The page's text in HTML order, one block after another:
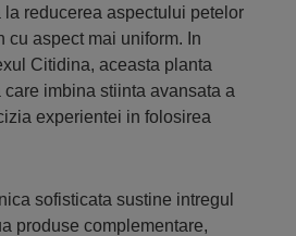
la reducerea aspectului petelor
cu aspect mai uniform. In
Citidina, aceasta planta
imbina stiinta avansata a
experientei in folosirea
sofisticata sustine intregul
produse complementare,